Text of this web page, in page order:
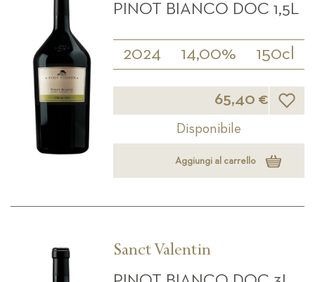
PINOT BIANCO DOC 1,5L
2024 14,00% 150cl
65,40 € Lista
Disponibile
Aggiungi al carrello
Sanct Valentin